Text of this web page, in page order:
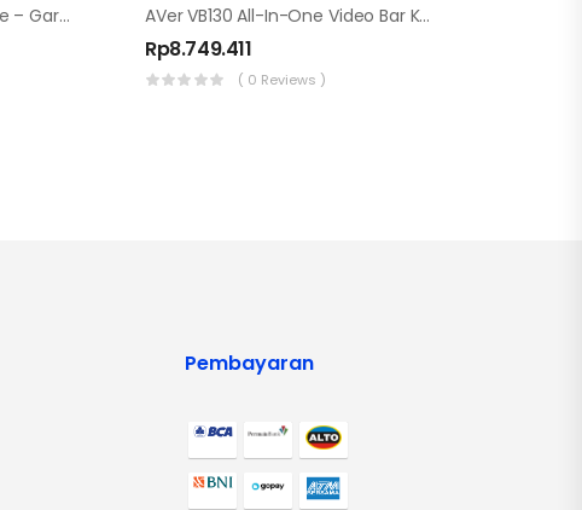
Aver Expansion Microphone – Garansi Resmi 1 Tahun AVer VB130 All-In-One Video Bar Konferensi
Rp8.749.411
( 0 Reviews )
Pembayaran